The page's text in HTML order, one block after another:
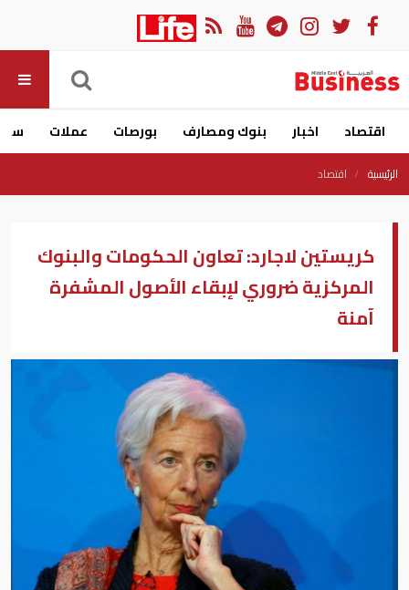
اقتصاد اخبار بنوك ومصارف بورصات عملات
الرئيسية اقتصاد
كريستين لاجارد: تعاون الحكومات والبنوك
المركزية ضروري لإبقاء الأصول المشفرة
آمنة